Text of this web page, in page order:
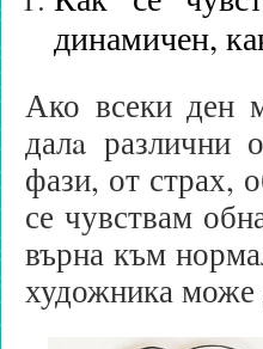
динамичен,
Ако всеки ден
далa различни
фази, от страх,
се чувствам
върна към
художника